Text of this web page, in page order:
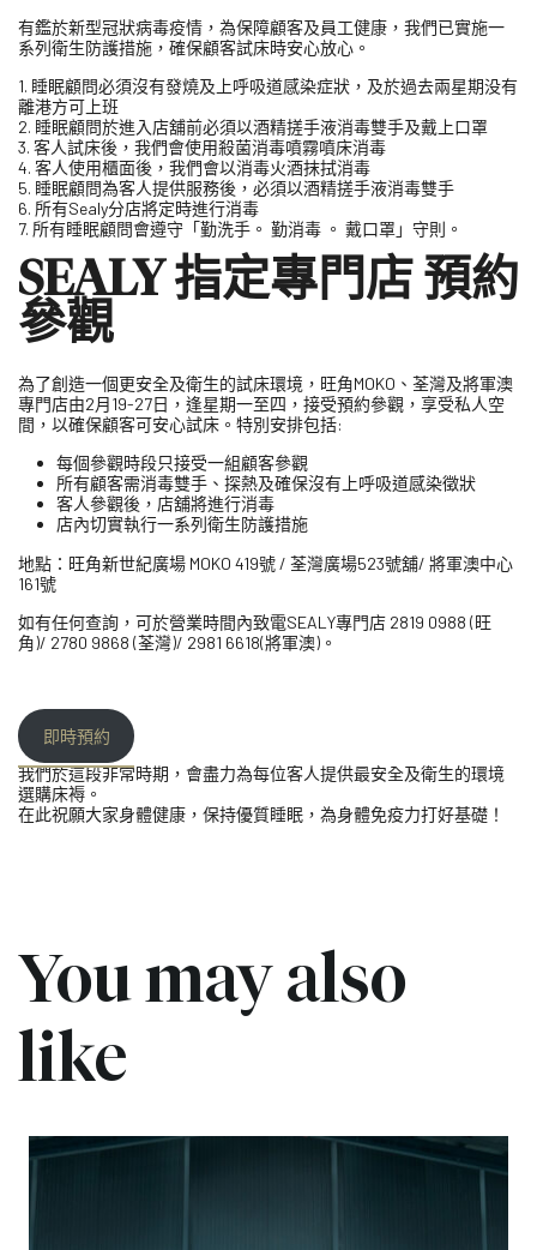
有鑑於新型冠狀病毒疫情，為保障顧客及員工健康，我們已實施一
系列衛生防護措施，確保顧客試床時安心放心。
1. 睡眠顧問必須沒有發燒及上呼吸道感染症狀，及於過去兩星期没有
離港方可上班
2. 睡眠顧問於進入店舖前必須以酒精搓手液消毒雙手及戴上口罩
3. 客人試床後，我們會使用殺菌消毒噴霧噴床消毒
4. 客人使用櫃面後，我們會以消毒火酒抹拭消毒
5. 睡眠顧問為客人提供服務後，必須以酒精搓手液消毒雙手
6. 所有Sealy分店將定時進行消毒
7. 所有睡眠顧問會遵守「勤洗手。 勤消毒 。 戴口罩」守則。
SEALY 指定專門店 預約
參觀
為了創造一個更安全及衛生的試床環境，旺角MOKO、荃灣及將軍澳
專門店由2月19-27日，逢星期一至四，接受預約參觀，享受私人空
間，以確保顧客可安心試床。特別安排包括:
每個參觀時段只接受一組顧客參觀
所有顧客需消毒雙手、探熱及確保沒有上呼吸道感染徵狀
客人參觀後，店舖將進行消毒
店內切實執行一系列衛生防護措施
地點：旺角新世紀廣場 MOKO 419號 / 荃灣廣場523號舖/ 將軍澳中心
161號
如有任何查詢，可於營業時間內致電SEALY專門店 2819 0988 (旺
角)/ 2780 9868 (荃灣)/ 2981 6618(將軍澳)。
即時預約
我們於這段非常時期，會盡力為每位客人提供最安全及衛生的環境
選購床褥。
在此祝願大家身體健康，保持優質睡眠，為身體免疫力打好基礎！
You may also
like